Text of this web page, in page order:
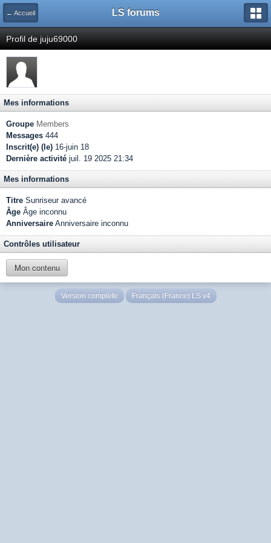
← Accueil LS forums
Profil de juju69000
Mes informations
Groupe Members
Messages 444
Inscrit(e) (le) 16-juin 18
Dernière activité juil. 19 2025 21:34
Mes informations
Titre Sunriseur avancé
Âge Âge inconnu
Anniversaire Anniversaire inconnu
Contrôles utilisateur
Mon contenu
Version complète Français (France) LS v4